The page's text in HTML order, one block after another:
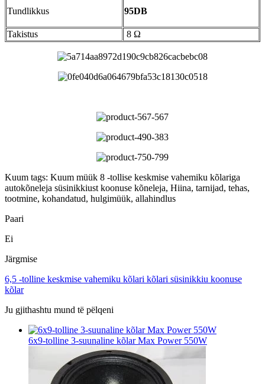
Tundlikkus 95DB
Takistus 8 Ω
Kuum tags: Kuum müük 8 -tollise keskmise vahemiku kõlariga
autokõneleja süsinikkiust koonuse kõneleja, Hiina, tarnijad, tehas,
tootmine, kohandatud, hulgimüük, allahindlus
Paari
Ei
Järgmise
6,5 -tolline keskmise vahemiku kõlari kõlari süsinikkiu koonuse
kõlar
Ju gjithashtu mund të pëlqeni
6x9-tolline 3-suunaline kõlar Max Power 550W